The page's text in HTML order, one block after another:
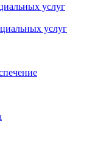
услуг
услуг